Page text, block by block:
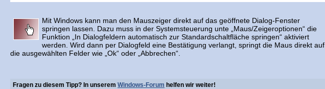
Mit Windows kann man den Mauszeiger direkt auf das geöffnete Dialog-Fenster
springen lassen. Dazu muss in der Systemsteuerung unte „Maus/Zeigeroptionen“ die
Funktion „In Dialogfeldern automatisch zur Standardschaltfläche springen“ aktiviert
werden. Wird dann per Dialogfeld eine Bestätigung verlangt, springt die Maus direkt auf
die ausgewählten Felder wie „Ok“ oder „Abbrechen“.
Fragen zu diesem Tipp? In unserem Windows-Forum helfen wir weiter!